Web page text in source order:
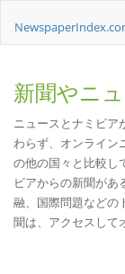
新聞やニ
ニュースとナミビア
わらず、オンライン
の他の国々と比較し
ビアからの新聞があ
融、国際問題などの
聞は、アクセスして